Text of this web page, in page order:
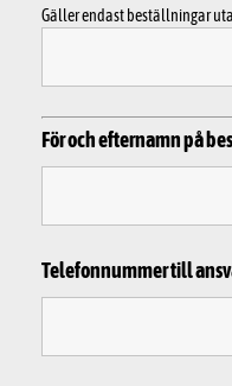
Gäller endast beställningar
För och efternamn på
Telefonnummer till